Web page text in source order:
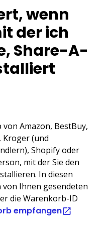
wenn
der ich
Share-A-
Amazon, BestBuy,
Kroger (und
Shopify oder
mit der Sie den
In diesen
von Ihnen gesendeten
die Warenkorb-ID
empfangen